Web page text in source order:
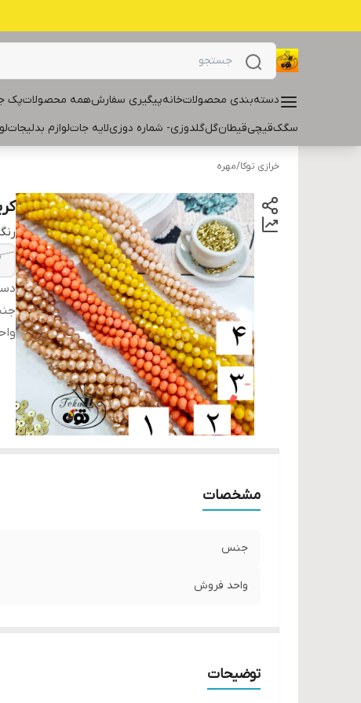
دسته‌بندی محصولاتخانهپیگیری سفارشهمه محصولاتپک
سگکقیچیقیطانگلگلدوزی- شماره دوزیلایه جاتلوازم بدلیجات
خرازی توکا/مهره
مشخصات
جنس
واحد فروش
توضیحات